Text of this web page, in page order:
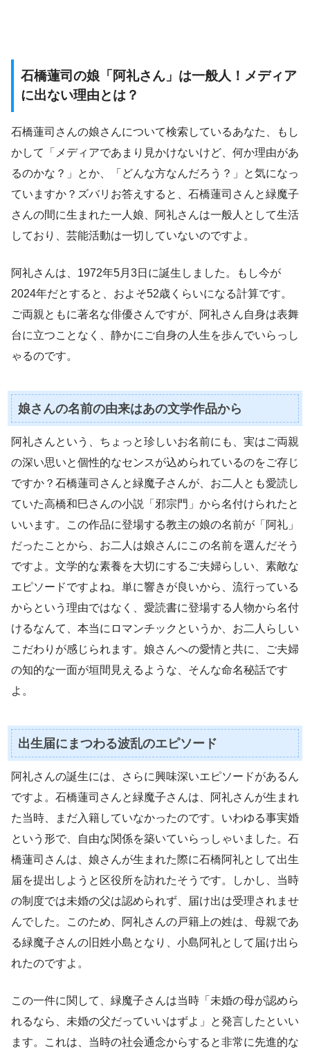
石橋蓮司の娘「阿礼さん」は一般人！メディア
に出ない理由とは？
石橋蓮司さんの娘さんについて検索しているあなた、もし
かして「メディアであまり見かけないけど、何か理由があ
るのかな？」とか、「どんな方なんだろう？」と気になっ
ていますか？ズバリお答えすると、石橋蓮司さんと緑魔子
さんの間に生まれた一人娘、阿礼さんは一般人として生活
しており、芸能活動は一切していないのですよ。
阿礼さんは、1972年5月3日に誕生しました。もし今が
2024年だとすると、およそ52歳くらいになる計算です。
ご両親ともに著名な俳優さんですが、阿礼さん自身は表舞
台に立つことなく、静かにご自身の人生を歩んでいらっし
ゃるのです。
娘さんの名前の由来はあの文学作品から
阿礼さんという、ちょっと珍しいお名前にも、実はご両親
の深い思いと個性的なセンスが込められているのをご存じ
ですか？石橋蓮司さんと緑魔子さんが、お二人とも愛読し
ていた高橋和巳さんの小説「邪宗門」から名付けられたと
いいます。この作品に登場する教主の娘の名前が「阿礼」
だったことから、お二人は娘さんにこの名前を選んだそう
ですよ。文学的な素養を大切にするご夫婦らしい、素敵な
エピソードですよね。単に響きが良いから、流行っている
からという理由ではなく、愛読書に登場する人物から名付
けるなんて、本当にロマンチックというか、お二人らしい
こだわりが感じられます。娘さんへの愛情と共に、ご夫婦
の知的な一面が垣間見えるような、そんな命名秘話です
よ。
出生届にまつわる波乱のエピソード
阿礼さんの誕生には、さらに興味深いエピソードがあるん
ですよ。石橋蓮司さんと緑魔子さんは、阿礼さんが生まれ
た当時、まだ入籍していなかったのです。いわゆる事実婚
という形で、自由な関係を築いていらっしゃいました。石
橋蓮司さんは、娘さんが生まれた際に石橋阿礼として出生
届を提出しようと区役所を訪れたそうです。しかし、当時
の制度では未婚の父は認められず、届け出は受理されませ
んでした。このため、阿礼さんの戸籍上の姓は、母親であ
る緑魔子さんの旧姓小島となり、小島阿礼として届け出ら
れたのですよ。
この一件に関して、緑魔子さんは当時「未婚の母が認めら
れるなら、未婚の父だっていいはずよ」と発言したといい
ます。これは、当時の社会通念からすると非常に先進的な